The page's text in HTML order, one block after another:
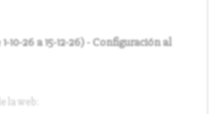
10-26 a 15-12-26) - Configuración al
esté disponible (sin descuento)
la web: